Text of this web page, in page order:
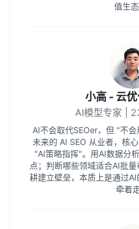
值生态
小高 - 云
AI模型专家 |
AI不会取代SEOer，但 "不会
未来的 AI SEO 从业者，核
"AI策略指挥"。用AI数据分
点；判断哪些领域适合AI批
耕建立壁垒，本质上是通过
牵着走